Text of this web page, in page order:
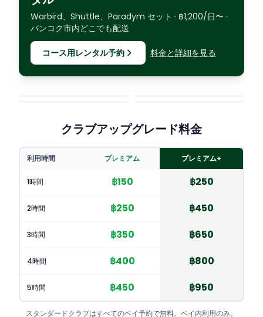
Warbird、Shuttle、Paradym セット · ฿1,200/日〜 ·
バンコク市内どこでも配送
コース用レンタル予約 料金と詳細を見る
クラブアップグレード料金
利用時間 プレミアム プレミアム+
1時間 ฿150 ฿250
2時間 ฿250 ฿450
3時間 ฿350 ฿650
4時間 ฿400 ฿800
5時間 ฿450 ฿950
スタンダードクラブはすべてのベイ予約で無料。ベイ内利用のみ。